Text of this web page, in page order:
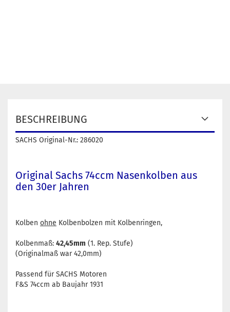
BESCHREIBUNG
SACHS Original-Nr.: 286020
Original Sachs 74ccm Nasenkolben aus
den 30er Jahren
Kolben ohne Kolbenbolzen mit Kolbenringen,
Kolbenmaß: 42,45mm (1. Rep. Stufe)
(Originalmaß war 42,0mm)
Passend für SACHS Motoren
F&S 74ccm ab Baujahr 1931